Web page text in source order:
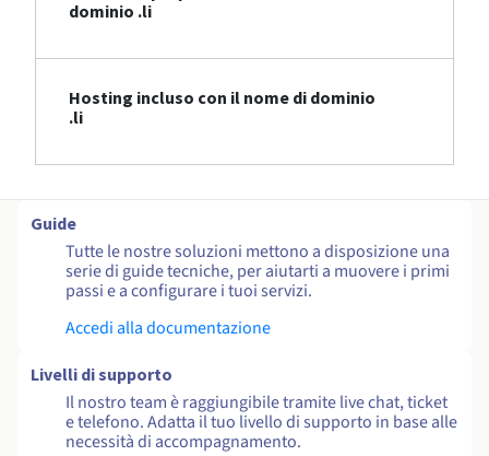
dominio .li
Hosting incluso con il nome di dominio
.li
Guide
Tutte le nostre soluzioni mettono a disposizione una
serie di guide tecniche, per aiutarti a muovere i primi
passi e a configurare i tuoi servizi.
Accedi alla documentazione
Livelli di supporto
Il nostro team è raggiungibile tramite live chat, ticket
e telefono. Adatta il tuo livello di supporto in base alle
necessità di accompagnamento.